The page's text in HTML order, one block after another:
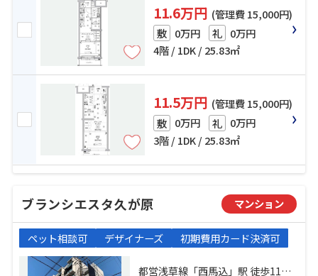
11.6万円 (管理費 15,000円)
敷 0万円 礼 0万円
4階 / 1DK / 25.83㎡
11.5万円 (管理費 15,000円)
敷 0万円 礼 0万円
3階 / 1DK / 25.83㎡
ブランシエスタ久が原 マンション
ペット相談可 デザイナーズ 初期費用カード決済可
都営浅草線「西馬込」駅 徒歩11分